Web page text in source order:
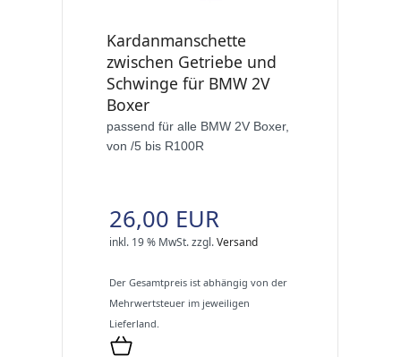
Kardanmanschette
zwischen Getriebe und
Schwinge für BMW 2V
Boxer
passend für alle BMW 2V Boxer,
von /5 bis R100R
26,00 EUR
inkl. 19 % MwSt.zzgl.Versand
Der Gesamtpreis ist abhängig von der
Mehrwertsteuer im jeweiligen
Lieferland.